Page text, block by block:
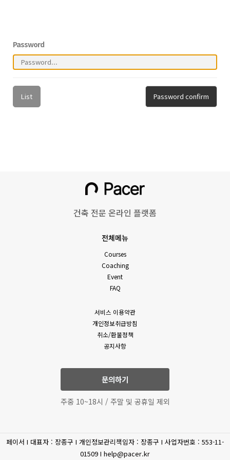
Password
List Password confirm
건축 전문 온라인 플랫폼
전체메뉴
Courses
Coaching
Event
FAQ
서비스 이용약관
개인정보취급방침
취소/환불정책
공지사항
문의하기
주중 10~18시 / 주말 및 공휴일 제외
페이서 I 대표자 : 장종구 I 개인정보관리책임자 : 장종구 I 사업자번호 : 553-11-
01509 I help@pacer.kr